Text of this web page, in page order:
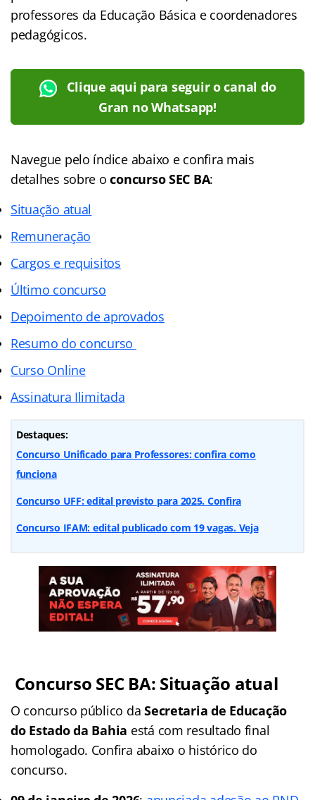
professores da Educação Básica e coordenadores
pedagógicos.
Clique aqui para seguir o canal do
Gran no Whatsapp!
Navegue pelo índice abaixo e confira mais
detalhes sobre oconcurso SEC BA:
Situação atual
Remuneração
Cargos e requisitos
Último concurso
Depoimento de aprovados
Resumo do concurso
Curso Online
Assinatura Ilimitada
Destaques:
Concurso Unificado para Professores: confira como
funciona
Concurso UFF: edital previsto para 2025. Confira
Concurso IFAM: edital publicado com 19 vagas. Veja
Concurso SEC BA: Situação atual
O concurso público daSecretaria de Educação
do Estado da Bahia está com resultado final
homologado. Confira abaixo o histórico do
concurso.